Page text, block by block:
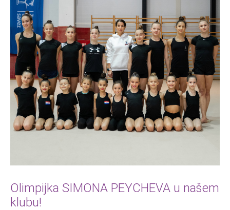
Olimpijka SIMONA PEYCHEVA u našem
klubu!